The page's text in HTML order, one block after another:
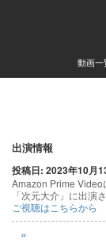
動画一
出演情報
投稿日: 2023年10月
Amazon Prime Video
「次元大介」に出演
ご視聴はこちらから
投
稿
ナ
ビ
«